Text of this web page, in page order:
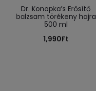
Dr. Konopka’s Erősítő
balzsam törékeny hajra
500 ml
1,990Ft